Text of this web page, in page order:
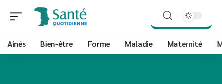
Aînés Bien-être Forme Maladie Maternité